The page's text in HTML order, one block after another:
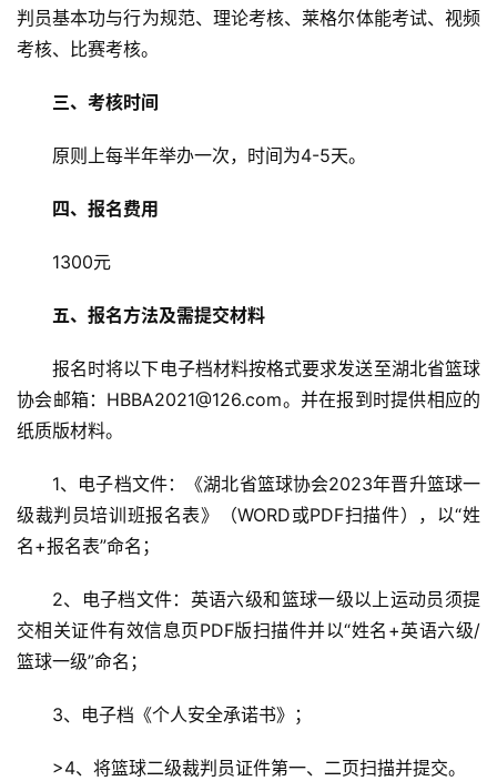
关
于
我
判员基本功与行为规范、理论考核、莱格尔体能考试、视频
考核、比赛考核。
三、考核时间
原则上每半年举办一次，时间为4-5天。
四、报名费用
1300元
五、报名方法及需提交材料
报名时将以下电子档材料按格式要求发送至湖北省篮球
协会邮箱：HBBA2021@126.com。并在报到时提供相应的
纸质版材料。
1、电子档文件：《湖北省篮球协会2023年晋升篮球一
级裁判员培训班报名表》（WORD或PDF扫描件），以“姓
名+报名表”命名；
2、电子档文件：英语六级和篮球一级以上运动员须提
交相关证件有效信息页PDF版扫描件并以“姓名+英语六级/
篮球一级”命名；
3、电子档《个人安全承诺书》；
>4、将篮球二级裁判员证件第一、二页扫描并提交。